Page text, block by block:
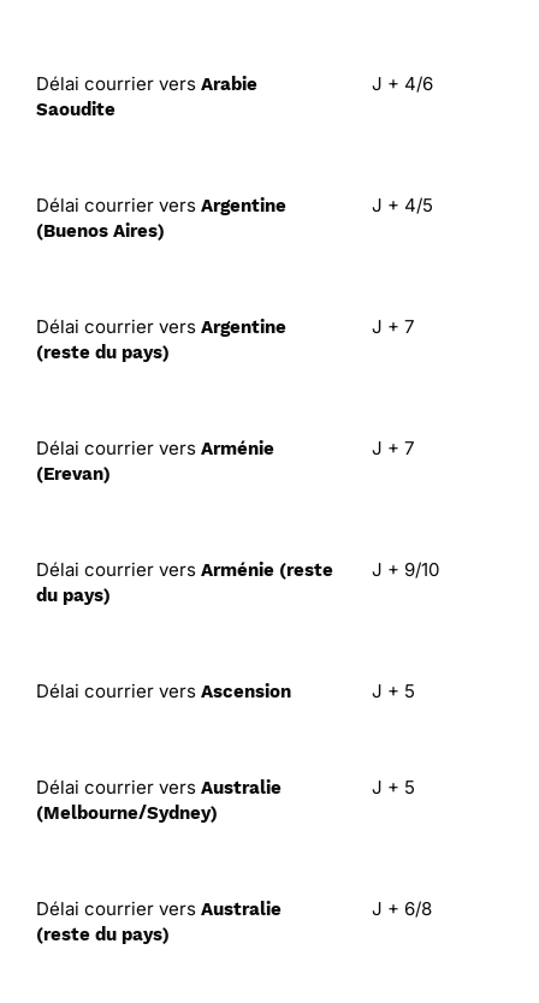
Délai courrier vers Arabie
Saoudite
J + 4/6
Délai courrier vers Argentine
(Buenos Aires)
J + 4/5
Délai courrier vers Argentine
(reste du pays)
J + 7
Délai courrier vers Arménie
(Erevan)
J + 7
Délai courrier vers Arménie (reste
du pays)
J + 9/10
Délai courrier vers Ascension J + 5
Délai courrier vers Australie
(Melbourne/Sydney)
J + 5
Délai courrier vers Australie
(reste du pays)
J + 6/8